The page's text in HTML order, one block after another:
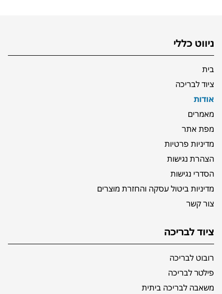
ניווט כללי
בית
ציוד לבריכה
אודות
מאמרים
מפת אתר
מדיניות פרטיות
הצהרת נגישות
הסדרי נגישות
מדיניות ביטול עסקה והחזרת מוצרים
צור קשר
ציוד לבריכה
רובוט לבריכה
פילטר לבריכה
משאבה לבריכה ביתית